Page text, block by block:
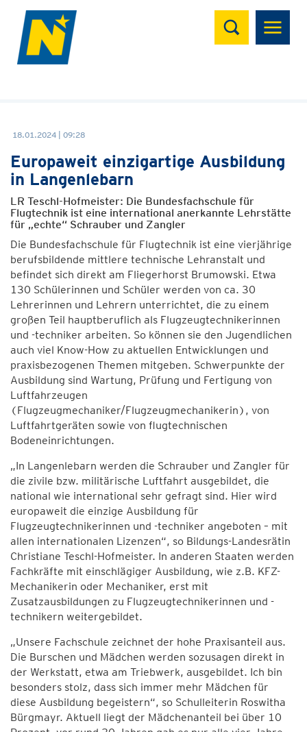
Suchen
18.01.2024 | 09:28
Europaweit einzigartige Ausbildung
in Langenlebarn
LR Teschl-Hofmeister: Die Bundesfachschule für
Flugtechnik ist eine international anerkannte Lehrstätte
für „echte“ Schrauber und Zangler
Die Bundesfachschule für Flugtechnik ist eine vierjährige
berufsbildende mittlere technische Lehranstalt und
befindet sich direkt am Fliegerhorst Brumowski. Etwa
130 Schülerinnen und Schüler werden von ca. 30
Lehrerinnen und Lehrern unterrichtet, die zu einem
großen Teil hauptberuflich als Flugzeugtechnikerinnen
und -techniker arbeiten. So können sie den Jugendlichen
auch viel Know-How zu aktuellen Entwicklungen und
praxisbezogenen Themen mitgeben. Schwerpunkte der
Ausbildung sind Wartung, Prüfung und Fertigung von
Luftfahrzeugen
(Flugzeugmechaniker/Flugzeugmechanikerin), von
Luftfahrtgeräten sowie von flugtechnischen
Bodeneinrichtungen.
„In Langenlebarn werden die Schrauber und Zangler für
die zivile bzw. militärische Luftfahrt ausgebildet, die
national wie international sehr gefragt sind. Hier wird
europaweit die einzige Ausbildung für
Flugzeugtechnikerinnen und -techniker angeboten – mit
allen internationalen Lizenzen“, so Bildungs-Landesrätin
Christiane Teschl-Hofmeister. In anderen Staaten werden
Fachkräfte mit einschlägiger Ausbildung, wie z.B. KFZ-
Mechanikerin oder Mechaniker, erst mit
Zusatzausbildungen zu Flugzeugtechnikerinnen und -
technikern weitergebildet.
„Unsere Fachschule zeichnet der hohe Praxisanteil aus.
Die Burschen und Mädchen werden sozusagen direkt in
der Werkstatt, etwa am Triebwerk, ausgebildet. Ich bin
besonders stolz, dass sich immer mehr Mädchen für
diese Ausbildung begeistern“, so Schulleiterin Roswitha
Bürgmayr. Aktuell liegt der Mädchenanteil bei über 10